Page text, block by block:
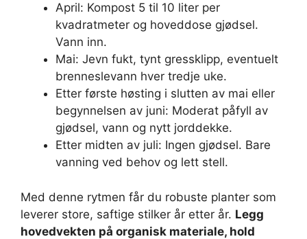
April: Kompost 5 til 10 liter per
kvadratmeter og hoveddose gjødsel.
Vann inn.
Mai: Jevn fukt, tynt gressklipp, eventuelt
brenneslevann hver tredje uke.
Etter første høsting i slutten av mai eller
begynnelsen av juni: Moderat påfyll av
gjødsel, vann og nytt jorddekke.
Etter midten av juli: Ingen gjødsel. Bare
vanning ved behov og lett stell.
Med denne rytmen får du robuste planter som
leverer store, saftige stilker år etter år. Legg
hovedvekten på organisk materiale, hold